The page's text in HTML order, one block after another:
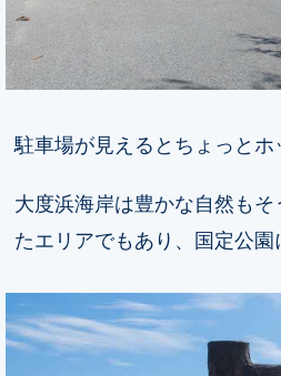
駐車場が見えるとちょっと
大度浜海岸は豊かな自然も
たエリアでもあり、国定公園